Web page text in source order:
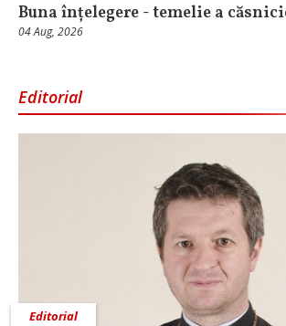
Buna înțelegere - temelie a
04 Aug, 2026
Editorial
Editorial